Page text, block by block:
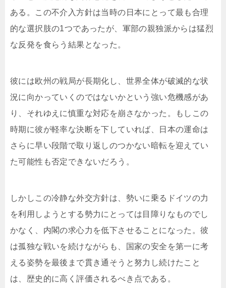
ある。この不介入方針は当時の日本にとって最も合理
的な選択肢の1つであったが、軍部の親独派からは猛烈
な反発を食らう結果となった。
彼には欧州の戦局が長期化し、世界全体が破滅的な状
況に向かっていくのではないかという強い危機感があ
り、それゆえに慎重な対応を崩さなかった。もしこの
時期に彼が軽率な決断を下していれば、日本の運命は
さらに早い段階で取り返しのつかない暗転を迎えてい
た可能性も否定できないだろう。
しかしこの冷静な外交方針は、勢いに乗るドイツの力
を利用しようとする勢力にとっては目障りなものでし
かなく、内閣の求心力を低下させることになった。彼
は孤独な戦いを続けながらも、国家の安全を第一に考
える姿勢を最後まで貫き通そうと努力し続けたこと
は、歴史的に高く評価されるべき点である。